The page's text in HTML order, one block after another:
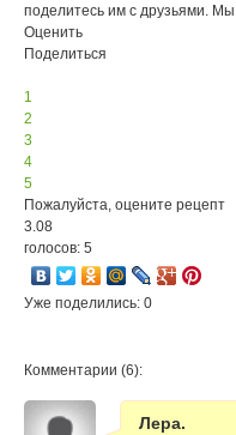
поделитесь им с друзьями.
Оценить
Поделиться
1
2
3
4
5
Пожалуйста, оцените рецепт
3.08
голосов: 5
Уже поделились: 0
Комментарии (6):
Лера.